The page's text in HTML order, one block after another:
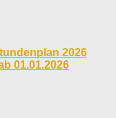
2026
01.01.2026